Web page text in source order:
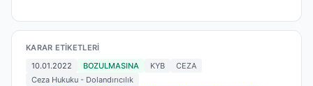
KARAR ETIKETLERI
10.01.2022
BOZULMASINA KYB
CEZA
Ceza Hukuku - Dolandırıcılık